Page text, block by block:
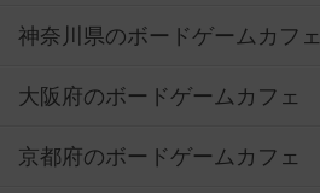
神奈川県のボードゲームカフェ
大阪府のボードゲームカフェ
京都府のボードゲームカフェ